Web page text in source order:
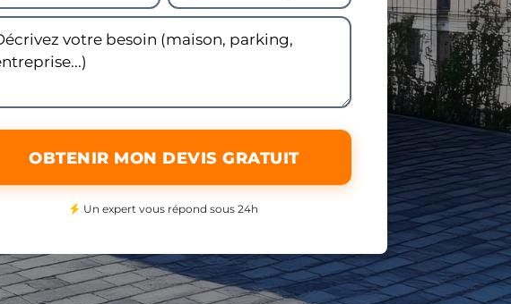
OBTENIR MON DEVIS GRATUIT
Un expert vous répond sous 24h